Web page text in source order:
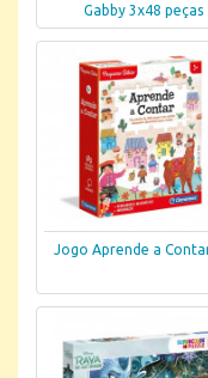
Gabby 3x48 peças
Jogo Aprende a